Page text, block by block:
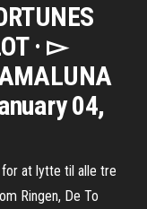
· ▻
04,
at lytte til alle tre
Ringen, De To